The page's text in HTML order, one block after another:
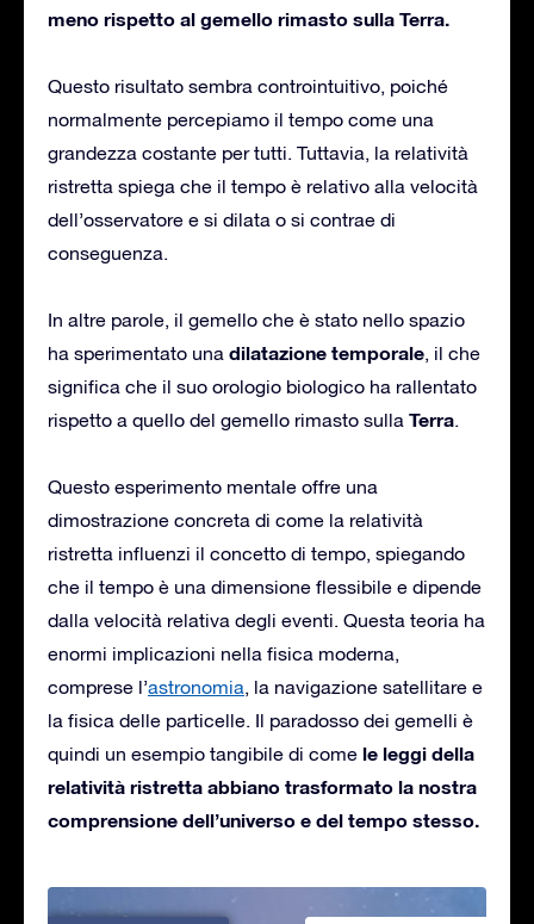
meno rispetto al gemello rimasto sulla Terra.
Questo risultato sembra controintuitivo, poiché
normalmente percepiamo il tempo come una
grandezza costante per tutti. Tuttavia, la relatività
ristretta spiega che il tempo è relativo alla velocità
dell’osservatore e si dilata o si contrae di
conseguenza.
In altre parole, il gemello che è stato nello spazio
ha sperimentato una dilatazione temporale, il che
significa che il suo orologio biologico ha rallentato
rispetto a quello del gemello rimasto sulla Terra.
Questo esperimento mentale offre una
dimostrazione concreta di come la relatività
ristretta influenzi il concetto di tempo, spiegando
che il tempo è una dimensione flessibile e dipende
dalla velocità relativa degli eventi. Questa teoria ha
enormi implicazioni nella fisica moderna,
comprese l’astronomia, la navigazione satellitare e
la fisica delle particelle. Il paradosso dei gemelli è
quindi un esempio tangibile di come le leggi della
relatività ristretta abbiano trasformato la nostra
comprensione dell’universo e del tempo stesso.